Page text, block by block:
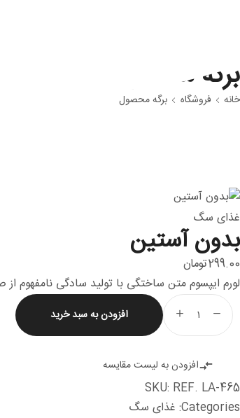
برگه محصول
خانه فروشگاه برگه محصول
غذای سگ
بدون آستین
299.00تومان
لورم ایپسوم متن ساختگی با تولید سادگی نامفهوم
بدون
آستین
عدد
افزودن به سبد خرید
افزودن به لیست مقایسه
SKU: REF. LA-465
Categories: غذای سگ